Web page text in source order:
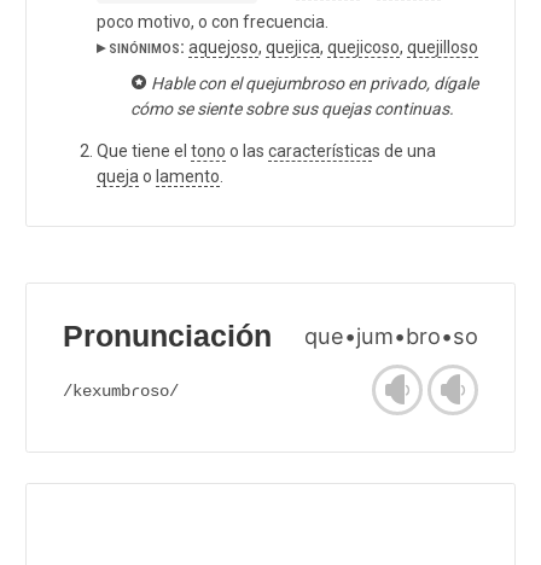
poco motivo, o con frecuencia.
▸ sinónimos: aquejoso, quejica, quejicoso, quejilloso
Hable con el quejumbroso en privado, dígale
cómo se siente sobre sus quejas continuas.
Que tiene el tono o las características de una
queja o lamento
Pronunciación que•jum•bro•so
/kexumbɾoso/